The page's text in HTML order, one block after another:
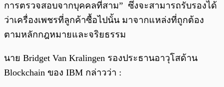
การตรวจสอบจากบุคคลที่สาม” ซึ่งจะสามารถรับรองได้
ว่าเครื่องเพชรที่ลูกค้าซื้อไปนั้น มาจากแหล่งที่ถูกต้อง
ตามหลักกฎหมายและจริยธรรม
นาย Bridget Van Kralingen รองประธานอาวุโสด้าน
Blockchain ของ IBM กล่าวว่า :